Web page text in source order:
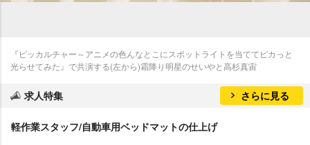
『ピッカルチャー～アニメの色んなとこにスポットライトを当ててピカっと
光らせてみた』で共演する(左から)霜降り明星のせいやと高杉真宙
求人特集 さらに見る
軽作業スタッフ/自動車用ベッドマットの仕上げ